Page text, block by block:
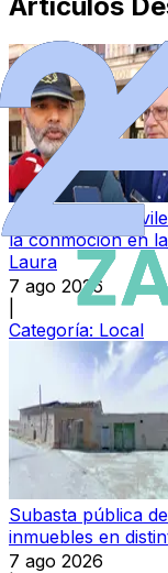
“Los guardias
la conmoción en
Laura
7 ago 2026
Categoría: Local
Subasta pública
inmuebles en
7 ago 2026